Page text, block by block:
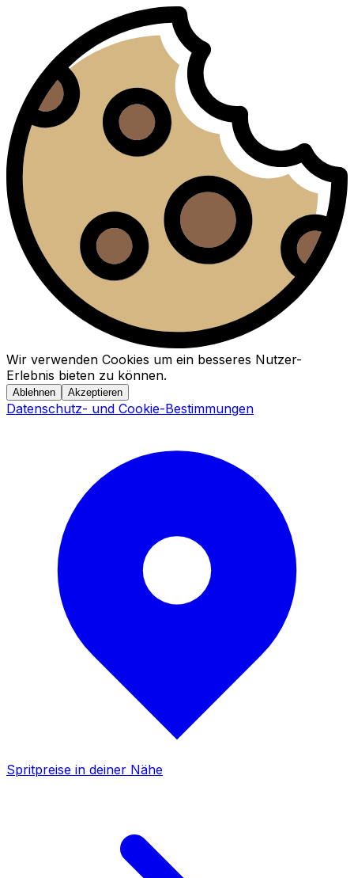
Wir verwenden Cookies um ein besseres Nutzer-
Erlebnis bieten zu können.
Ablehnen Akzeptieren
Datenschutz- und Cookie-Bestimmungen
Spritpreise in deiner Nähe